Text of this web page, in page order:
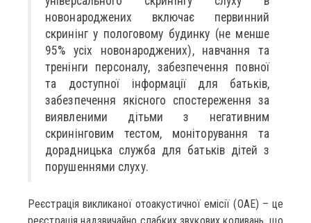
новонароджених включає первинний
скринінг у пологовому будинку (не менше
95% усіх новонароджених), навчання та
тренінги персоналу, забезпечення повної
та доступної інформації для батьків,
забезпечення якісного спостереження за
виявленими дітьми з негативним
скринінговим тестом, моніторування та
дорадницька служба для батьків дітей з
порушеннями слуху.
Реєстрація викликаної отоакустичної емісії (ОАЕ) – це